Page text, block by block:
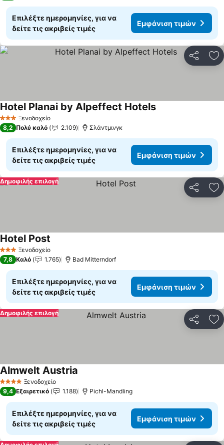
Επιλέξτε ημερομηνίες, για να
δείτε τις ακριβείς τιμές
Εμφάνιση τιμών
3 ΑστέριαΞενοδοχείο
Hotel Planai by Alpeffect HotelsΕμφάνιση τιμών
8,2 Πολύ καλό 2.109 Σλάντμινγκ
Επιλέξτε ημερομηνίες, για να
δείτε τις ακριβείς τιμές
Εμφάνιση τιμών
Δημοφιλής επιλογή
3 ΑστέριαΞενοδοχείο
Hotel Post
7,8 Καλό 1.765 Bad Mitterndorf
Επιλέξτε ημερομηνίες, για να
δείτε τις ακριβείς τιμές
Εμφάνιση τιμών
Δημοφιλής επιλογή
4 ΑστέριαΞενοδοχείο
Almwelt Austria
9,4 Εξαιρετικό 1.188 Pichl-Mandling
Επιλέξτε ημερομηνίες, για να
δείτε τις ακριβείς τιμές
Εμφάνιση τιμών